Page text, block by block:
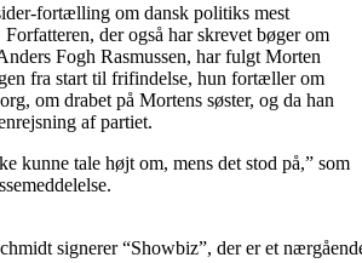
fortælling om dansk politiks mest
der også har skrevet bøger om
Fogh Rasmussen, har fulgt Morten
fra start til frifindelse, hun fortæller om
om drabet på Mortens søster, og da han
af partiet.
kunne tale højt om, mens det stod på,” som
signerer “Showbiz”, der er et